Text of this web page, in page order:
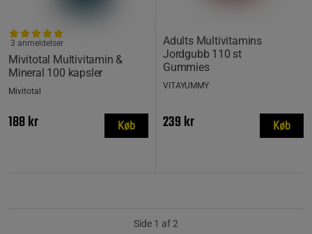
Mivitotal Multivitamin &
Mineral 100 kapsler
3 anmeldelser
Mivitotal
188 kr Køb
Adults Multivitamins
Jordgubb 110 st
Gummies
VITAYUMMY
239 kr Køb
Side 1 af 2